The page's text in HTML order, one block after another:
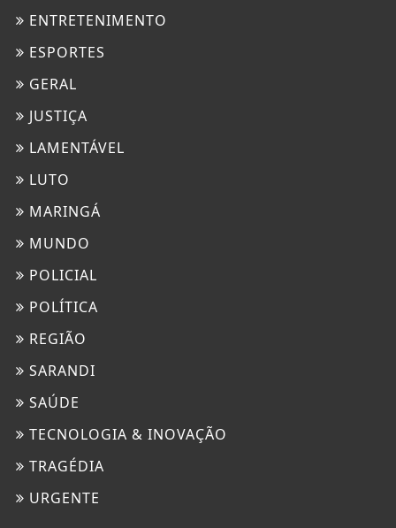
ENTRETENIMENTO
ESPORTES
GERAL
JUSTIÇA
LAMENTÁVEL
LUTO
MARINGÁ
MUNDO
POLICIAL
POLÍTICA
REGIÃO
SARANDI
SAÚDE
TECNOLOGIA & INOVAÇÃO
TRAGÉDIA
URGENTE